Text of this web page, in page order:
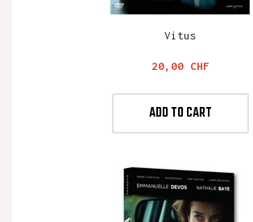
Vitus
Preis
20,00 CHF
ADD TO CART